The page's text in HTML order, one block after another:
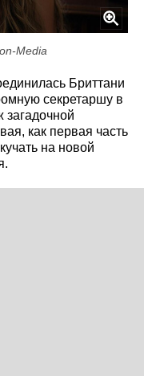
Media
Бриттани
секретаршу в
загадочной
как первая часть
на новой